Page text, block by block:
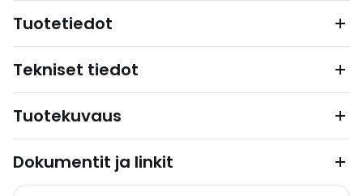
Tuotetiedot
Tekniset tiedot
Tuotekuvaus
Dokumentit ja linkit